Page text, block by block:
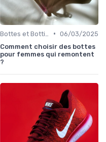
• 06/03/2025
Comment choisir des bottes
pour femmes qui remontent
?